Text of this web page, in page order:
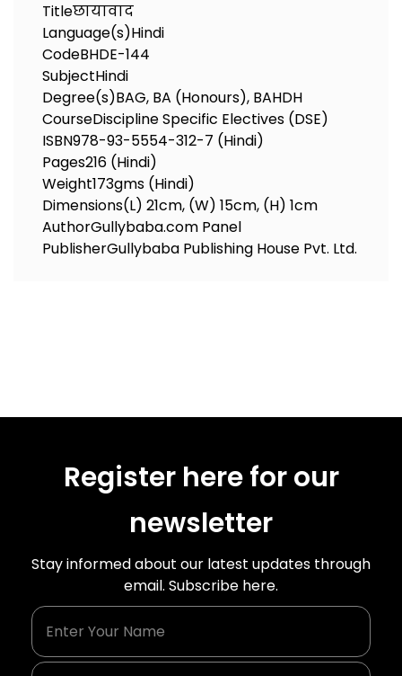
Titleछायावाद
Language(s)Hindi
CodeBHDE-144
SubjectHindi
Degree(s)BAG, BA (Honours), BAHDH
CourseDiscipline Specific Electives (DSE)
ISBN978-93-5554-312-7 (Hindi)
Pages216 (Hindi)
Weight173gms (Hindi)
Dimensions(L) 21cm, (W) 15cm, (H) 1cm
AuthorGullybaba.com Panel
PublisherGullybaba Publishing House Pvt. Ltd.
Register here for our
newsletter
Stay informed about our latest updates through
email. Subscribe here.